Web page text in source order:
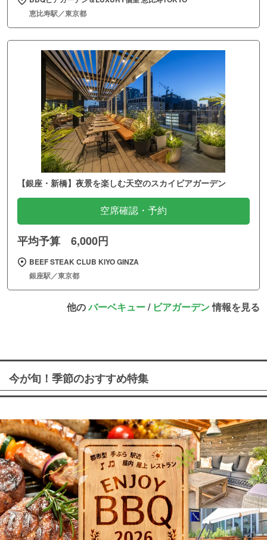
恵比寿駅／東京都
【銀座・新橋】夜景を楽しむ天空のスカイビアガーデン
空席確認・予約
平均予算 6,000円
BEEF STEAK CLUB KIYO GINZA
銀座駅／東京都
他のバーベキュー/ ビアガーデン情報を見る
今が旬！季節のおすすめ特集